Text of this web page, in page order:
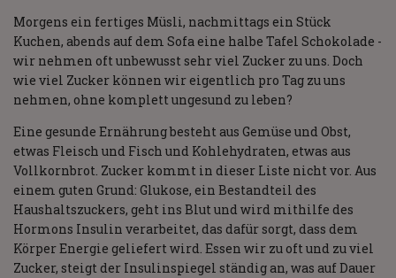
Morgens ein fertiges Müsli, nachmittags ein Stück
Kuchen, abends auf dem Sofa eine halbe Tafel Schokolade -
wir nehmen oft unbewusst sehr viel Zucker zu uns. Doch
wie viel Zucker können wir eigentlich pro Tag zu uns
nehmen, ohne komplett ungesund zu leben?
Eine gesunde Ernährung besteht aus Gemüse und Obst,
etwas Fleisch und Fisch und Kohlehydraten, etwas aus
Vollkornbrot. Zucker kommt in dieser Liste nicht vor. Aus
einem guten Grund: Glukose, ein Bestandteil des
Haushaltszuckers, geht ins Blut und wird mithilfe des
Hormons Insulin verarbeitet, das dafür sorgt, dass dem
Körper Energie geliefert wird. Essen wir zu oft und zu viel
Zucker, steigt der Insulinspiegel ständig an, was auf Dauer